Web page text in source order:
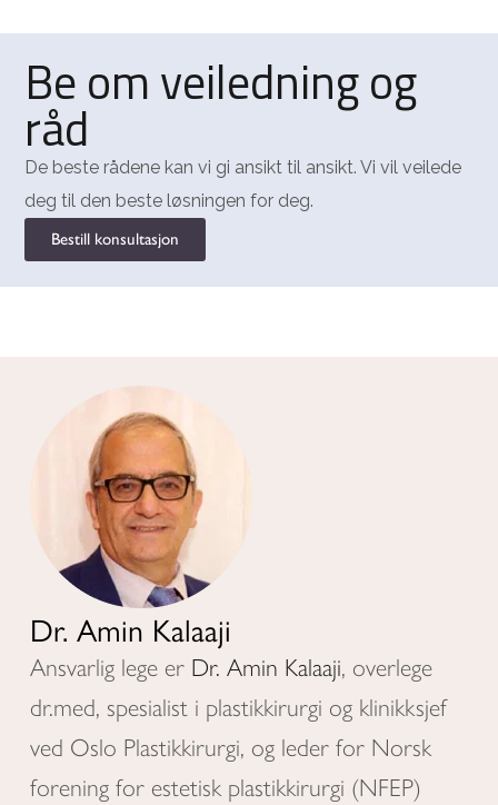
Be om veiledning og
råd
De beste rådene kan vi gi ansikt til ansikt. Vi vil veilede
deg til den beste løsningen for deg.
Bestill konsultasjon
Dr. Amin Kalaaji
Ansvarlig lege er Dr. Amin Kalaaji, overlege
dr.med, spesialist i plastikkirurgi og klinikksjef
ved Oslo Plastikkirurgi, og leder for Norsk
forening for estetisk plastikkirurgi (NFEP)